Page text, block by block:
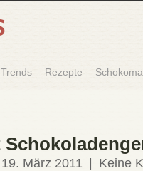
Trends Rezepte
März 2011 Keine